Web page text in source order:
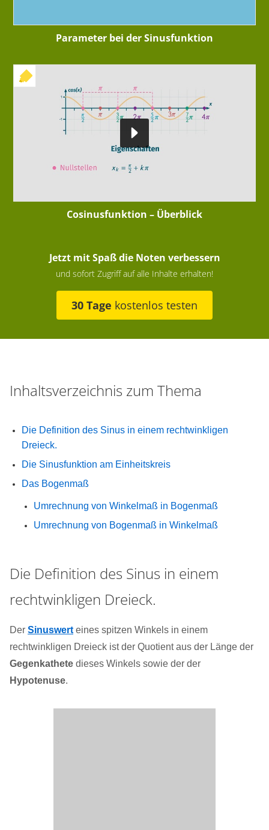
Parameter bei der Sinusfunktion
Cosinusfunktion – Überblick
Jetzt mit Spaß die Noten verbessern
und sofort Zugriff auf alle Inhalte erhalten!
30 Tage kostenlos testen
Inhaltsverzeichnis zum Thema
Die Definition des Sinus in einem rechtwinkligen
Dreieck.
Die Sinusfunktion am Einheitskreis
Das Bogenmaß
Umrechnung von Winkelmaß in Bogenmaß
Umrechnung von Bogenmaß in Winkelmaß
Die Definition des Sinus in einem
rechtwinkligen Dreieck.
Der Sinuswert eines spitzen Winkels in einem
rechtwinkligen Dreieck ist der Quotient aus der Länge der
Gegenkathete dieses Winkels sowie der der
Hypotenuse.